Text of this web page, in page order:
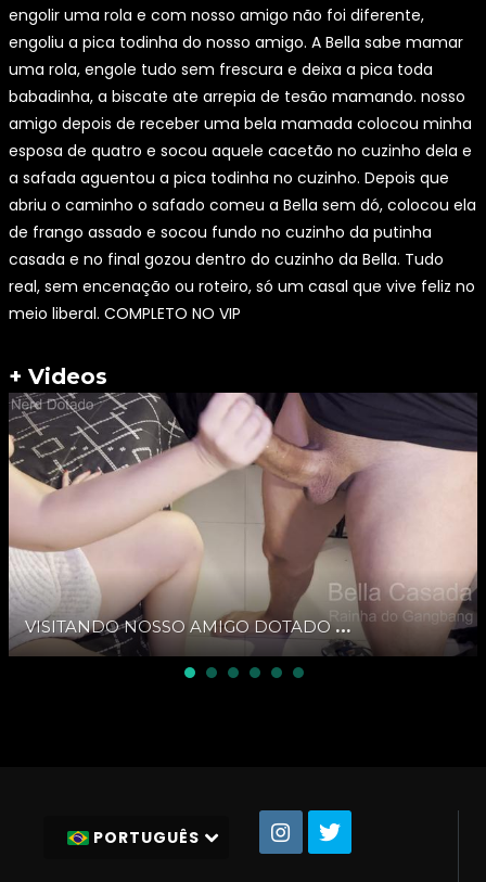
engolir uma rola e com nosso amigo não foi diferente,
engoliu a pica todinha do nosso amigo. A Bella sabe mamar
uma rola, engole tudo sem frescura e deixa a pica toda
babadinha, a biscate ate arrepia de tesão mamando. nosso
amigo depois de receber uma bela mamada colocou minha
esposa de quatro e socou aquele cacetão no cuzinho dela e
a safada aguentou a pica todinha no cuzinho. Depois que
abriu o caminho o safado comeu a Bella sem dó, colocou ela
de frango assado e socou fundo no cuzinho da putinha
casada e no final gozou dentro do cuzinho da Bella. Tudo
real, sem encenação ou roteiro, só um casal que vive feliz no
meio liberal. COMPLETO NO VIP
+ Videos
VISITANDO NOSSO AMIGO DOTADO 100% ANAL.
PORTUGUÊS